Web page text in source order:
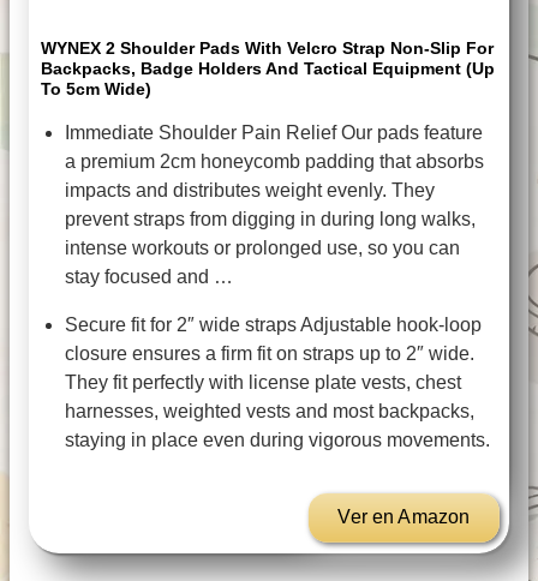
WYNEX 2 Shoulder Pads With Velcro Strap Non-Slip For
Backpacks, Badge Holders And Tactical Equipment (up
To 5cm Wide)
Immediate Shoulder Pain Relief Our pads feature
a premium 2cm honeycomb padding that absorbs
impacts and distributes weight evenly. They
prevent straps from digging in during long walks,
intense workouts or prolonged use, so you can
stay focused and …
Secure fit for 2″ wide straps Adjustable hook-loop
closure ensures a firm fit on straps up to 2″ wide.
They fit perfectly with license plate vests, chest
harnesses, weighted vests and most backpacks,
staying in place even during vigorous movements.
Ver en Amazon